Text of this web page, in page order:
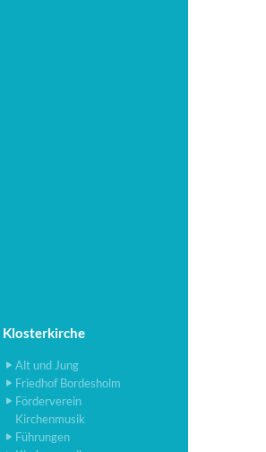
Klosterkirche
Alt und Jung
Friedhof Bordesholm
Förderverein
Kirchenmusik
Führungen